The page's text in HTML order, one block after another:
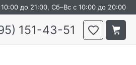
до 21:00, Сб–Вс с 10:00 до 20:00
151-43-51